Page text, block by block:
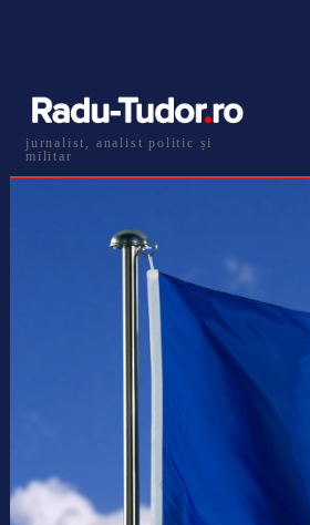
jurnalist, analist politic și
militar